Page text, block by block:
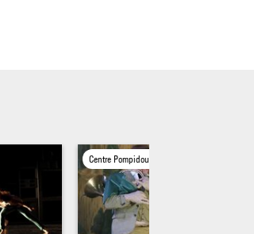
Centre Pompidou, Paris